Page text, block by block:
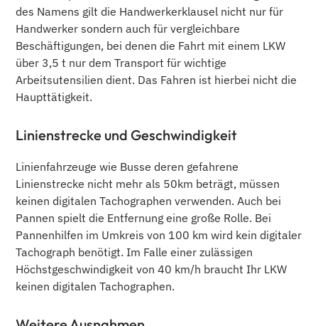
des Namens gilt die Handwerkerklausel nicht nur für
Handwerker sondern auch für vergleichbare
Beschäftigungen, bei denen die Fahrt mit einem LKW
über 3,5 t nur dem Transport für wichtige
Arbeitsutensilien dient. Das Fahren ist hierbei nicht die
Haupttätigkeit.
Linienstrecke und Geschwindigkeit
Linienfahrzeuge wie Busse deren gefahrene
Linienstrecke nicht mehr als 50km beträgt, müssen
keinen digitalen Tachographen verwenden. Auch bei
Pannen spielt die Entfernung eine große Rolle. Bei
Pannenhilfen im Umkreis von 100 km wird kein digitaler
Tachograph benötigt. Im Falle einer zulässigen
Höchstgeschwindigkeit von 40 km/h braucht Ihr LKW
keinen digitalen Tachographen.